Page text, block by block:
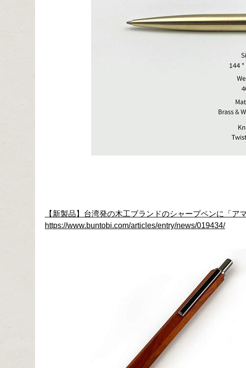
【新製品】台湾発の木工ブランドのシャープペンに「ア
https://www.buntobi.com/articles/entry/news/019434/